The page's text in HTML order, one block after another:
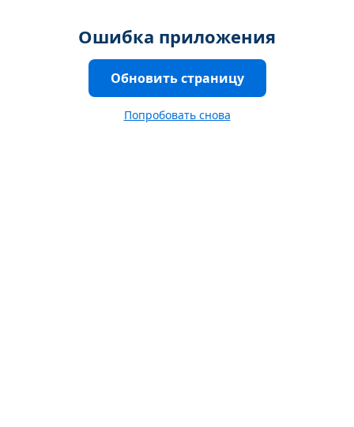
Ошибка приложения
Обновить страницу
Попробовать снова